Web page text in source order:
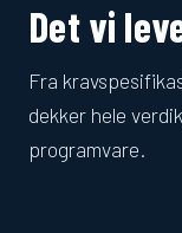
Det vi
Fra
dekker hele
programvare.